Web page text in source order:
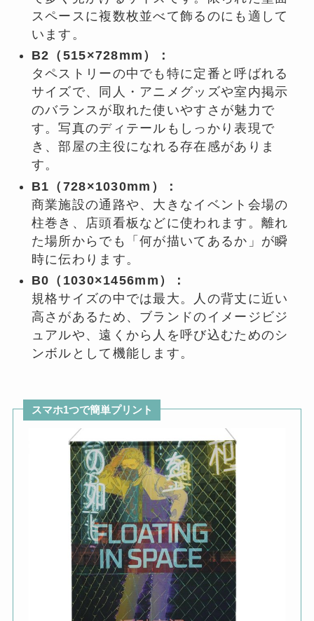
スペースに複数枚並べて飾るのにも適して
います。
B2（515×728mm）：
タペストリーの中でも特に定番と呼ばれる
サイズで、同人・アニメグッズや室内掲示
のバランスが取れた使いやすさが魅力で
す。写真のディテールもしっかり表現で
き、部屋の主役になれる存在感がありま
す。
B1（728×1030mm）：
商業施設の通路や、大きなイベント会場の
柱巻き、店頭看板などに使われます。離れ
た場所からでも「何が描いてあるか」が瞬
時に伝わります。
B0（1030×1456mm）：
規格サイズの中では最大。人の背丈に近い
高さがあるため、ブランドのイメージビジ
ュアルや、遠くから人を呼び込むためのシ
ンボルとして機能します。
スマホ1つで簡単プリント